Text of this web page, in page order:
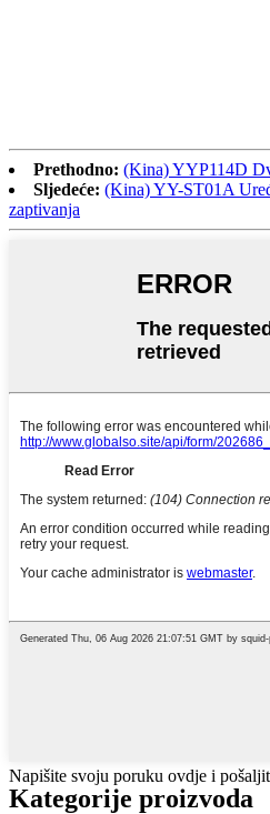
Prethodno: (Kina) YYP114D
Sljedeće: (Kina) YY-ST01A
zaptivanja
Napišite svoju poruku ovdje i
Kategorije proizvoda